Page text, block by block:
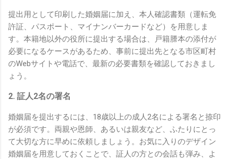
提出用として印刷した婚姻届に加え、本人確認書類（運転免
許証、パスポート、マイナンバーカードなど）を用意しま
す。本籍地以外の役所に提出する場合は、戸籍謄本の添付が
必要になるケースがあるため、事前に提出先となる市区町村
のWebサイトや電話で、最新の必要書類を確認しておきまし
ょう。
2. 証人2名の署名
婚姻届を提出するには、18歳以上の成人2名による署名と捺印
が必須です。両親や恩師、あるいは親友など、ふたりにとっ
て大切な方に早めに依頼しましょう。お気に入りのデザイン
婚姻届を用意しておくことで、証人の方との会話も弾み、よ